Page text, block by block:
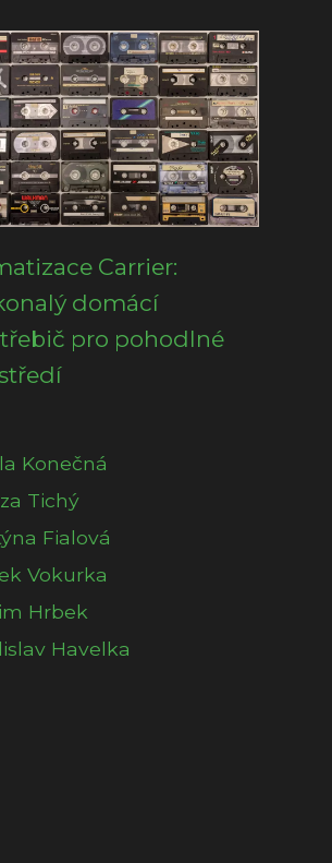
Carrier:
domácí
pro pohodlné
Konečná
Tichý
Fialová
Vokurka
Hrbek
Havelka